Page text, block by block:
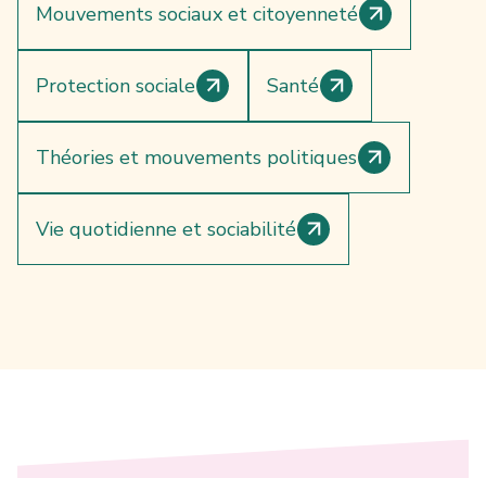
Mouvements sociaux et citoyenneté
Protection sociale Santé
Théories et mouvements politiques
Vie quotidienne et sociabilité